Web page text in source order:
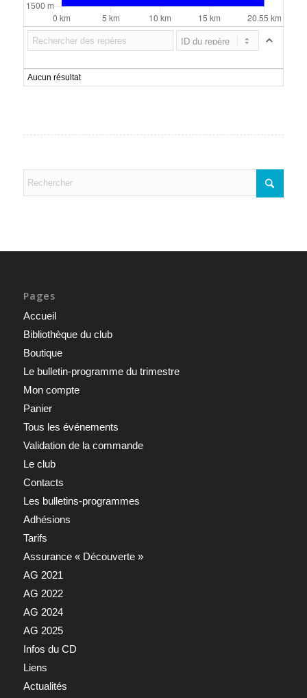
Aucun résultat
Pages
Accueil
Bibliothèque du club
Boutique
Le bulletin-programme du trimestre
Mon compte
Panier
Tous les événements
Validation de la commande
Le club
Contacts
Les bulletins-programmes
Adhésions
Tarifs
Assurance « Découverte »
AG 2021
AG 2022
AG 2024
AG 2025
Infos du CD
Liens
Actualités